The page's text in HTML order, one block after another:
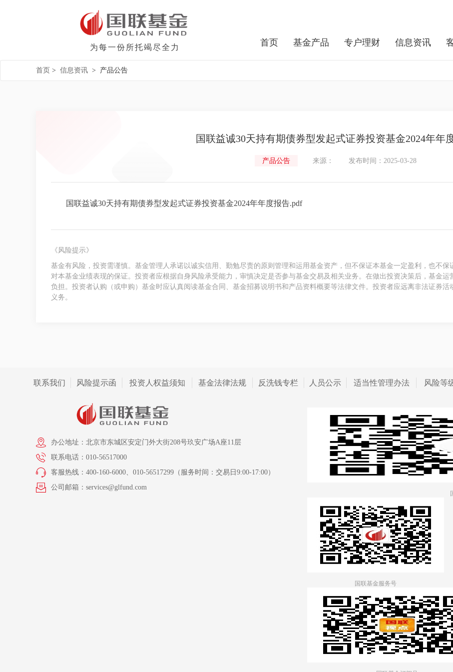
为每一份所托竭尽全力 首页 基金产品 专户理财 信息资讯
首页 > 信息资讯 > 产品公告
国联益诚30天持有期债券型发起式证券投资基金2024年年
产品公告 来源： 发布时间：2025-03-28
国联益诚30天持有期债券型发起式证券投资基金2024年年度报告.pdf
《风险提示》
基金有风险，投资需谨慎。基金管理人承诺以诚实信用、勤勉尽责的原则管理和运用基金资产，但不保证本基金一定盈利，也不
对本基金业绩表现的保证。投资者应根据自身风险承受能力，审慎决定是否参与基金交易及相关业务。在做出投资决策后，基金
负担。投资者认购（或申购）基金时应认真阅读基金合同、基金招募说明书和产品资料概要等法律文件。投资者应远离非法证券
义务。
联系我们 风险提示函 投资人权益须知 基金法律法规 反洗钱专栏 人员公示 适当性管理办法 风险等
办公地址：北京市东城区安定门外大街208号玖安广场A座11层
联系电话：010-56517000
客服热线：400-160-6000、010-56517299（服务时间：交易日9:00-17:00）
公司邮箱：services@glfund.com
国联基金服务号